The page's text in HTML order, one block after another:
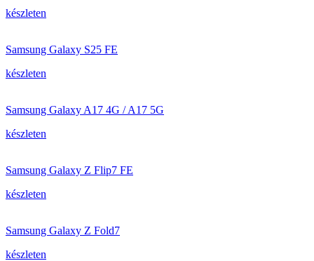
készleten
Samsung Galaxy S25 FE
készleten
Samsung Galaxy A17 4G / A17 5G
készleten
Samsung Galaxy Z Flip7 FE
készleten
Samsung Galaxy Z Fold7
készleten